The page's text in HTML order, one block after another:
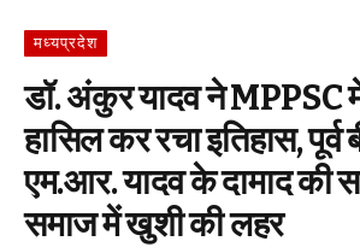
मध्यप्रदेश
डॉ. अंकुर यादव ने MPPSC
हासिल कर रचा इतिहास, पूर्व
एम.आर. यादव के दामाद की
समाज में खुशी की लहर